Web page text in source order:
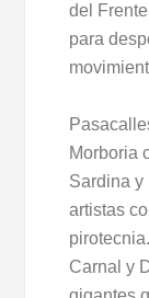
del
para
Morboria
Sardina y
artistas
Carnal y